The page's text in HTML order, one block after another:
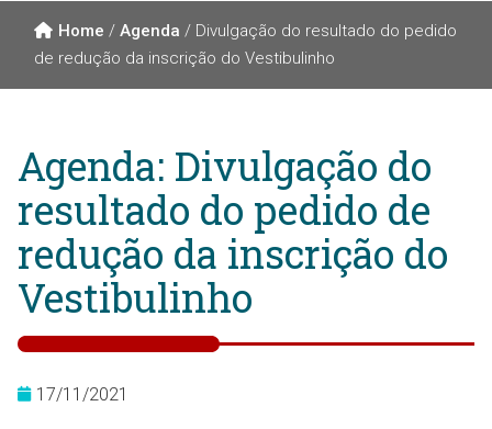
Home / Agenda / Divulgação do resultado do pedido
de redução da inscrição do Vestibulinho
Agenda: Divulgação do
resultado do pedido de
redução da inscrição do
Vestibulinho
17/11/2021